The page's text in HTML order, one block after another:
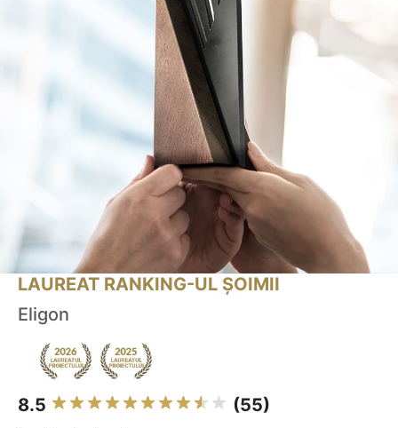
LAUREAT RANKING-UL ȘOIMII
Eligon
8.5 (55)